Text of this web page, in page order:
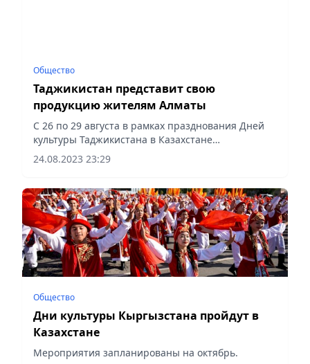
Общество
Таджикистан представит свою
продукцию жителям Алматы
С 26 по 29 августа в рамках празднования Дней
культуры Таджикистана в Казахстане
запланирован ряд культурно-массовых
мероприятий.
24.08.2023 23:29
Общество
Дни культуры Кыргызстана пройдут в
Казахстане
Мероприятия запланированы на октябрь.